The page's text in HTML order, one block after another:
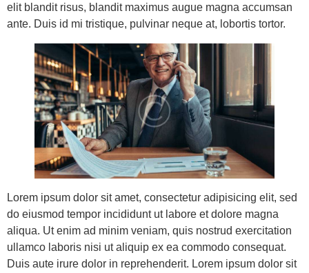
elit blandit risus, blandit maximus augue magna accumsan
ante. Duis id mi tristique, pulvinar neque at, lobortis tortor.
Lorem ipsum dolor sit amet, consectetur adipisicing elit, sed
do eiusmod tempor incididunt ut labore et dolore magna
aliqua. Ut enim ad minim veniam, quis nostrud exercitation
ullamco laboris nisi ut aliquip ex ea commodo consequat.
Duis aute irure dolor in reprehenderit. Lorem ipsum dolor sit